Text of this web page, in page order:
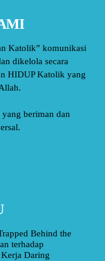
Katolik” komunikasi
dikelola secara
HIDUP Katolik yang
beriman dan
Behind the
terhadap
Daring